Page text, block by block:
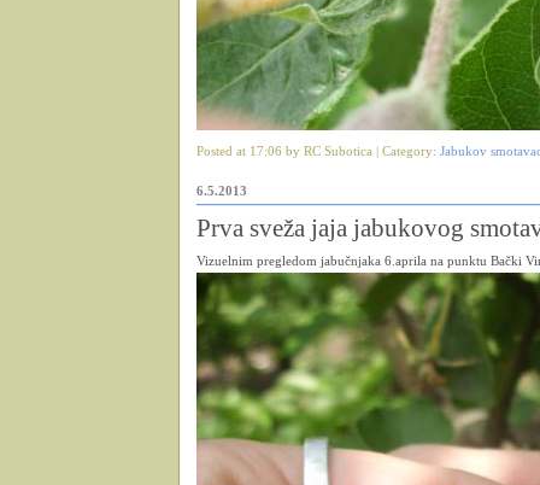
Posted at 17:06 by RC Subotica | Category: Jabukov
6.5.2013
Prva sveža jaja jabukovog
Vizuelnim pregledom jabučnjaka 6.aprila na punktu Bački